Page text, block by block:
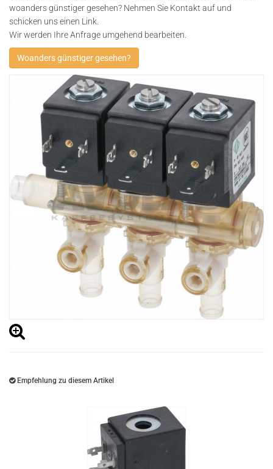
woanders günstiger gesehen? Nehmen Sie Kontakt auf und
schicken uns einen Link.
Wir werden Ihre Anfrage umgehend bearbeiten.
Woanders günstiger gesehen?
Empfehlung zu diesem Artikel